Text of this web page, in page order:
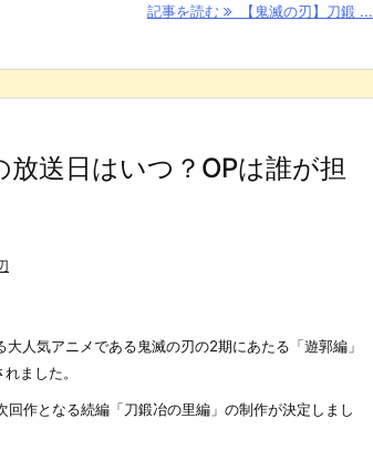
記事を読む 【鬼滅の刃】刀鍛 ...
放送日はいつ？OPは誰が担
人気アニメである鬼滅の刃の2期にあたる「遊郭編」
ました。
回作となる続編「刀鍛冶の里編」の制作が決定しまし